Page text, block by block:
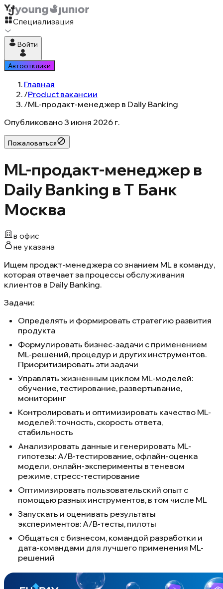
Специализация
Войти
Автоотклики
Главная
/Product вакансии
/ML-продакт-менеджер в Daily Banking
Опубликовано3 июня 2026 г.
Пожаловаться
ML-продакт-менеджер в
Daily Banking в Т Банк
Москва
в офис
не указана
Ищем продакт-менеджера со знанием ML в команду,
которая отвечает за процессы обслуживания
клиентов в Daily Banking.
Задачи:
Определять и формировать стратегию развития
продукта
Формулировать бизнес-задачи с применением
ML-решений, процедур и других инструментов.
Приоритизировать эти задачи
Управлять жизненным циклом ML-моделей:
обучение, тестирование, развертывание,
мониторинг
Контролировать и оптимизировать качество ML-
моделей: точность, скорость ответа,
стабильность
Анализировать данные и генерировать ML-
гипотезы: A/B-тестирование, офлайн-оценка
модели, онлайн-эксперименты в теневом
режиме, стресс-тестирование
Оптимизировать пользовательский опыт с
помощью разных инструментов, в том числе ML
Запускать и оценивать результаты
экспериментов: A/B-тесты, пилоты
Общаться с бизнесом, командой разработки и
дата-командами для лучшего применения ML-
решений